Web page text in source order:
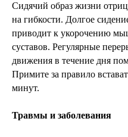
Сидячий образ жизни
на гибкости. Долгое
приводит к укорочению
суставов. Регулярные
движения в течение дня
Примите за правило
минут.
Травмы и заболевания